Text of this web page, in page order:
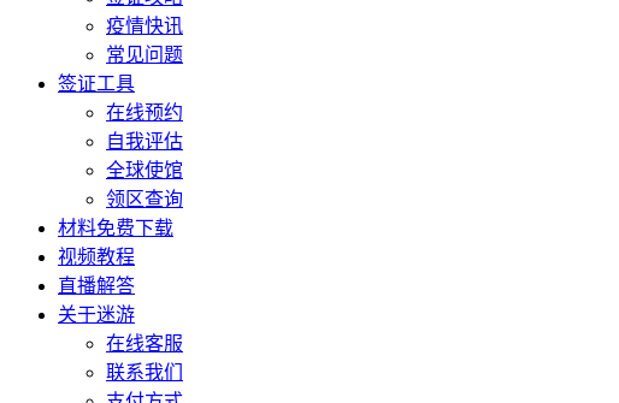
疫情快讯
常见问题
签证工具
在线预约
自我评估
全球使馆
领区查询
材料免费下载
视频教程
直播解答
关于迷游
在线客服
联系我们